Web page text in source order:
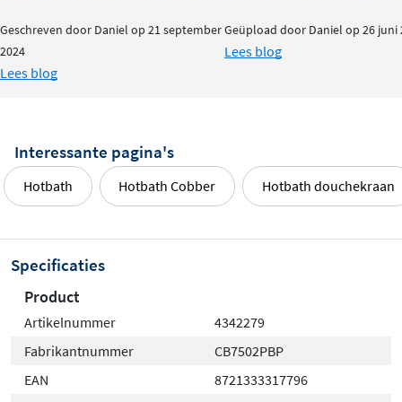
Geschreven door Daniel op 21 september
2024
Lees blog
Geüpload door Daniel op 26 juni
Lees blog
Interessante pagina's
Hotbath Hotbath Cobber Hotbath douchekraan
Specificaties
Product
Artikelnummer
4342279
Fabrikantnummer
CB7502PBP
EAN
8721333317796